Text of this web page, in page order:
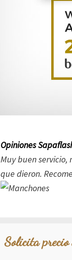
Opiniones
Muy buen servicio,
que dieron.
Solicita